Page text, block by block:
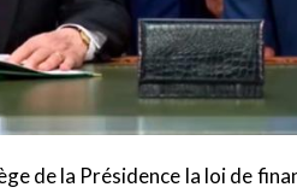
de la Présidence la loi de